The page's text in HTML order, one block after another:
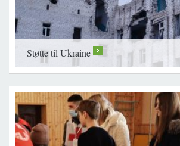
Støtte til Ukraine
>